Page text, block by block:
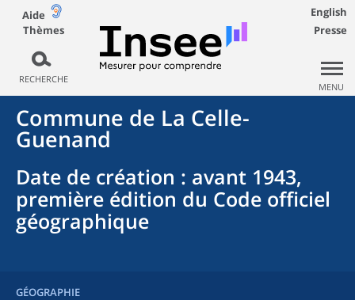
Aide
Thèmes
RECHERCHE
English
Presse
MENU
Commune de La Celle-
Guenand
Date de création : avant 1943,
première édition du Code officiel
géographique
GÉOGRAPHIE